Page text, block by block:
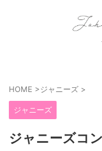
HOME >ジャニーズ >
ジャニーズ
ジャニーズコ